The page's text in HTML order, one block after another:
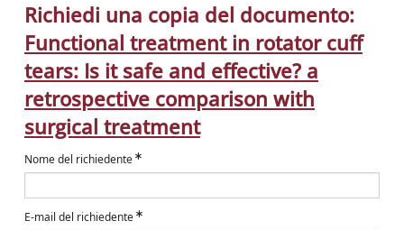
Richiedi una copia del documento:
Functional treatment in rotator cuff
tears: Is it safe and effective? a
retrospective comparison with
surgical treatment
Nome del richiedente
E-mail del richiedente